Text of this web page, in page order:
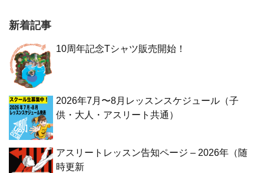
新着記事
10周年記念Tシャツ販売開始！
2026年7月〜8月レッスンスケジュール（子
供・大人・アスリート共通）
アスリートレッスン告知ページ – 2026年（随
時更新